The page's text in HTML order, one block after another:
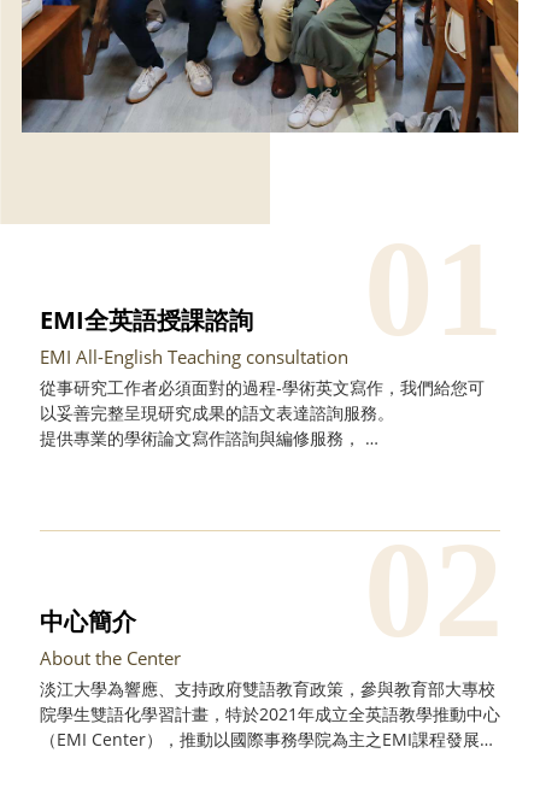
EMI全英語授課諮詢
EMI All-English Teaching consultation
從事研究工作者必須面對的過程-學術英文寫作，我們給您可
以妥善完整呈現研究成果的語文表達諮詢服務。
提供專業的學術論文寫作諮詢與編修服務，
中心簡介
About the Center
淡江大學為響應、支持政府雙語教育政策，參與教育部大專校
院學生雙語化學習計畫，特於2021年成立全英語教學推動中心
（EMI Center），推動以國際事務學院為主之EMI課程發展，